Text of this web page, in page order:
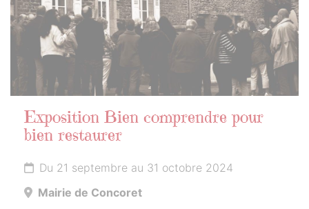
Exposition Bien comprendre pour
bien restaurer
Du 21 septembre au 31 octobre 2024
Mairie de Concoret